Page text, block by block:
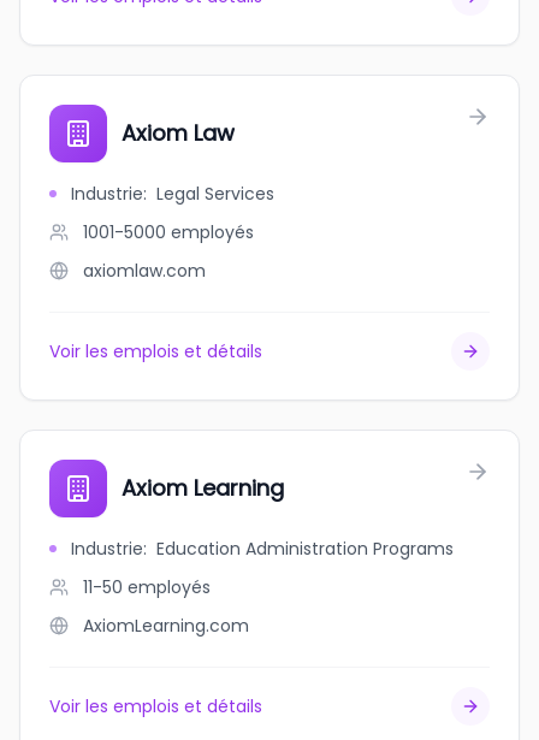
Axiom Law
Industrie: Legal Services
1001-5000 employés
axiomlaw.com
Voir les emplois et détails
Axiom Learning
Industrie: Education Administration Programs
11-50 employés
AxiomLearning.com
Voir les emplois et détails